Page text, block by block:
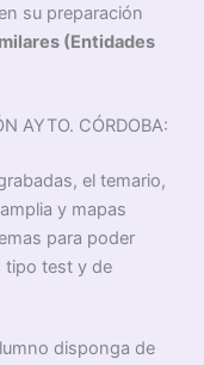
su preparación
(Entidades
AYTO. CÓRDOBA:
el temario,
y mapas
para poder
tipo test y de
disponga de